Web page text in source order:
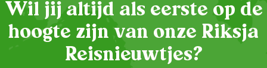
Wil jij altijd als eerste op de
hoogte zijn van onze Riksja
Reisnieuwtjes?